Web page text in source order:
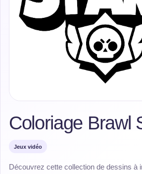
Coloriage Brawl
Jeux vidéo
Découvrez cette collection de dessins à